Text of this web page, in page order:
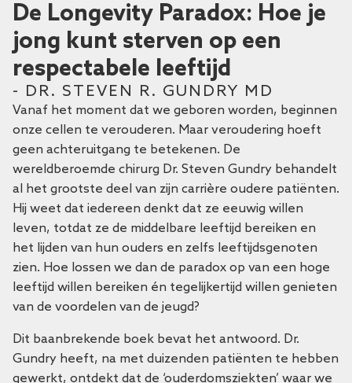
De Longevity Paradox: Hoe je
jong kunt sterven op een
respectabele leeftijd
- DR. STEVEN R. GUNDRY MD
Vanaf het moment dat we geboren worden, beginnen
onze cellen te verouderen. Maar veroudering hoeft
geen achteruitgang te betekenen. De
wereldberoemde chirurg Dr. Steven Gundry behandelt
al het grootste deel van zijn carrière oudere patiënten.
Hij weet dat iedereen denkt dat ze eeuwig willen
leven, totdat ze de middelbare leeftijd bereiken en
het lijden van hun ouders en zelfs leeftijdsgenoten
zien. Hoe lossen we dan de paradox op van een hoge
leeftijd willen bereiken én tegelijkertijd willen genieten
van de voordelen van de jeugd?
Dit baanbrekende boek bevat het antwoord. Dr.
Gundry heeft, na met duizenden patiënten te hebben
gewerkt, ontdekt dat de ‘ouderdomsziekten’ waar we